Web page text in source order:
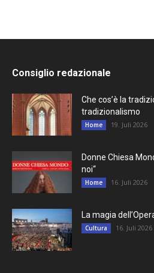
Consiglio redazionale
Che cos’è la
tradizionalismo
Home 19. Juli 2026
Donne Chiesa
noi“
Home 16. Juli 2026
La magia
Cultura 16. Juli 2026